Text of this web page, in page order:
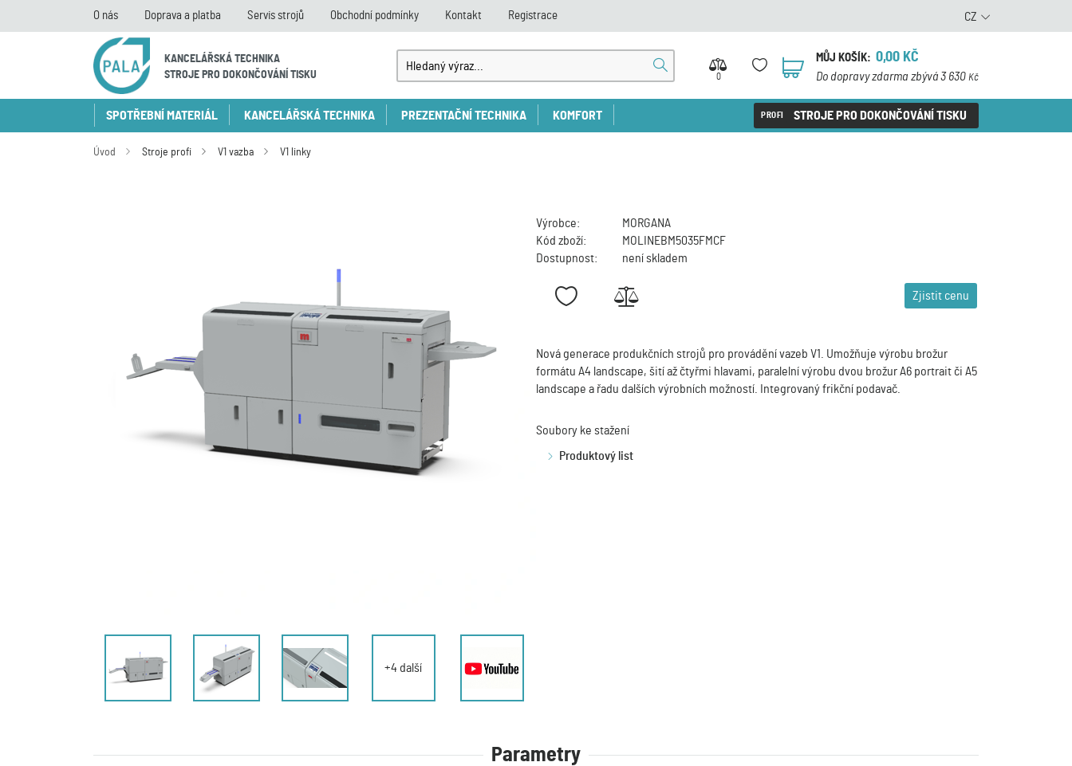
O nás Doprava a platba Servis strojů Obchodní podmínky Kontakt Registrace CZ
KANCELÁŘSKÁ TECHNIKA
STROJE PRO DOKONČOVÁNÍ TISKU
0
0
MŮJ KOŠÍK: 0,00 KČ
Do dopravy zdarma zbývá 3 630 Kč
SPOTŘEBNÍ MATERIÁL KANCELÁŘSKÁ TECHNIKA PREZENTAČNÍ TECHNIKA KOMFORT STROJE PRO DOKONČOVÁNÍ TISKU
Úvod Stroje profi V1 vazba V1 linky
+4 další
Výrobce:
MORGANA
Kód zboží:
MOLINEBM5035FMCF
Dostupnost:
není skladem
Zjistit cenu
Nová generace produkčních strojů pro provádění vazeb V1. Umožňuje výrobu brožur
formátu A4 landscape, šití až čtyřmi hlavami, paralelní výrobu dvou brožur A6 portrait či A5
landscape a řadu dalších výrobních možností. Integrovaný frikční podavač.
Soubory ke stažení
Produktový list
Parametry